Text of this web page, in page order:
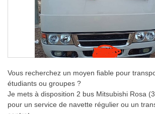
Vous recherchez un moyen fiable pour
étudiants ou groupes ?
Je mets à disposition 2 bus Mitsubishi Rosa
pour un service de navette régulier ou un